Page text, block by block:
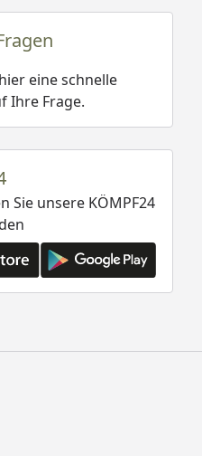
eine schnelle
Ihre Frage.
Sie unsere KÖMPF24